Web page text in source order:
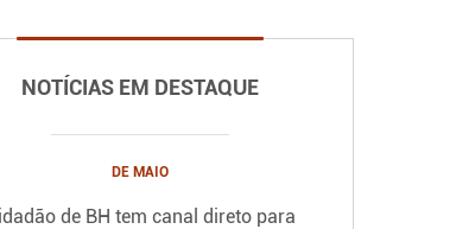
NOTÍCIAS EM DESTAQUE
DE MAIO
de BH tem canal direto para